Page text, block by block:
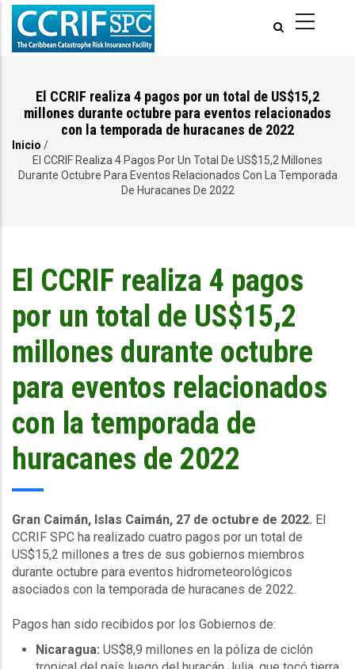
Pasar
contenido
El CCRIF realiza 4 pagos por un total de US$15,2
millones durante octubre para eventos relacionados
con la temporada de huracanes de 2022
Ruta
de
Inicio /
El CCRIF Realiza 4 Pagos Por Un Total De US$15,2 Millones
Durante Octubre Para Eventos Relacionados Con La Temporada
De Huracanes De 2022
El CCRIF realiza 4 pagos
por un total de US$15,2
millones durante octubre
para eventos relacionados
con la temporada de
huracanes de 2022
Gran Caimán, Islas Caimán, 27 de octubre de 2022. El
CCRIF SPC ha realizado cuatro pagos por un total de
US$15,2 millones a tres de sus gobiernos miembros
durante octubre para eventos hidrometeorológicos
asociados con la temporada de huracanes de 2022.
Pagos han sido recibidos por los Gobiernos de:
Nicaragua: US$8,9 millones en la póliza de ciclón